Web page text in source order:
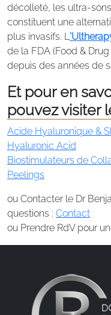
décolleté, les ultra-
constituent une
plus invasifs. L
de la FDA (Food &
depuis des années de
Et pour en
pouvez visiter
Acide Hyaluronique &
Hyaluronic Acid
Biostimulateurs de
Peelings
ou Contacter le Dr
questions : Contact
ou Prendre RdV pour